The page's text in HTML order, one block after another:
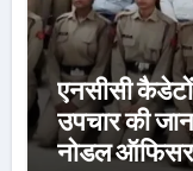
एनसीसी
उपचार की
नोडल ऑफिसर